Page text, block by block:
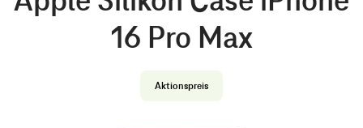
16 Pro Max
Aktionspreis